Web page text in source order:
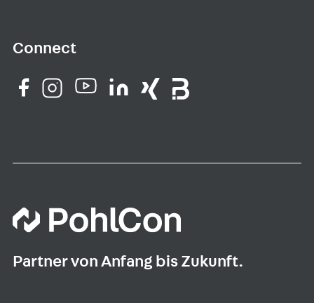
Connect
Partner von Anfang bis Zukunft.